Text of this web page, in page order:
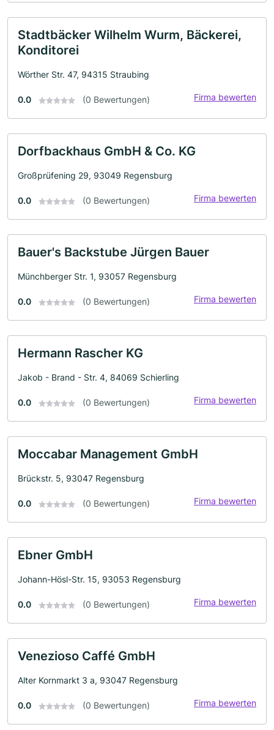
Stadtbäcker Wilhelm Wurm, Bäckerei,
Konditorei
Wörther Str. 47, 94315 Straubing
0.0 (0 Bewertungen) Firma bewerten
Dorfbackhaus GmbH & Co. KG
Großprüfening 29, 93049 Regensburg
0.0 (0 Bewertungen) Firma bewerten
Bauer's Backstube Jürgen Bauer
Münchberger Str. 1, 93057 Regensburg
0.0 (0 Bewertungen) Firma bewerten
Hermann Rascher KG
Jakob - Brand - Str. 4, 84069 Schierling
0.0 (0 Bewertungen) Firma bewerten
Moccabar Management GmbH
Brückstr. 5, 93047 Regensburg
0.0 (0 Bewertungen) Firma bewerten
Ebner GmbH
Johann-Hösl-Str. 15, 93053 Regensburg
0.0 (0 Bewertungen) Firma bewerten
Venezioso Caffé GmbH
Alter Kornmarkt 3 a, 93047 Regensburg
0.0 (0 Bewertungen) Firma bewerten